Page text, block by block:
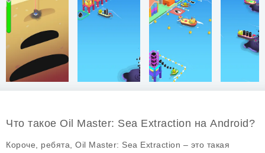
Что такое Oil Master: Sea Extraction на Android?
Короче, ребята, Oil Master: Sea Extraction – это такая